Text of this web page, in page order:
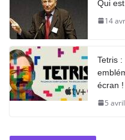
Qui
14
Tetris
écran !
5